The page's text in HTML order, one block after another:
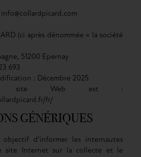
(ci après dénommée « la société
51200 Epernay
693
: Décembre 2025
du site Web est :
fr/
GÉNÉRIQUES
d’informer les internautes
site Internet sur la collecte et le